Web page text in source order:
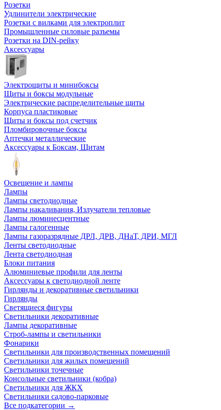
Розетки
Удлинители электрические
Розетки с вилками для электроплит
Промышленные силовые разъемы
Розетки на DIN-рейку
Аксессуары
Электрощиты и минибоксы
Щиты и боксы модульные
Электрические распределительные щиты
Корпуса пластиковые
Щиты и боксы под счетчик
Пломбировочные боксы
Аптечки металлические
Аксессуары к Боксам, Щитам
Освещение и лампы
Лампы
Лампы светодиодные
Лампы накаливания, Излучатели тепловые
Лампы люминесцентные
Лампы галогенные
Лампы газоразрядные ДРЛ, ДРВ, ДНаТ, ДРИ, МГЛ
Ленты светодиодные
Лента светодиодная
Блоки питания
Алюминиевые профили для ленты
Аксессуары к светодиодной ленте
Гирлянды и декоративные светильники
Гирлянды
Светящиеся фигуры
Светильники декоративные
Лампы декоративные
Строб-лампы и светильники
Фонарики
Светильники для производственных помещений
Светильники для жилых помещений
Светильники точечные
Консольные светильники (кобра)
Светильники для ЖКХ
Светильники садово-парковые
Все подкатегории →